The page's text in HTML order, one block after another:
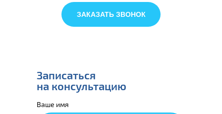
ЗАКАЗАТЬ ЗВОНОК
Ваше имя
Записаться
на консультацию